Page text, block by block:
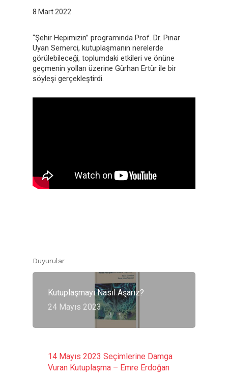
8 Mart 2022
“Şehir Hepimizin” programında Prof. Dr. Pınar
Uyan Semerci, kutuplaşmanın nerelerde
görülebileceği, toplumdaki etkileri ve önüne
geçmenin yolları üzerine Gürhan Ertür ile bir
söyleşi gerçekleştirdi.
Duyurular
Kutuplaşmayı Nasıl Aşarız?
24 Mayıs 2023
14 Mayıs 2023 Seçimlerine Damga
Vuran Kutuplaşma – Emre Erdoğan